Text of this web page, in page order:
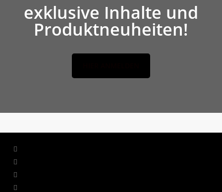
exklusive Inhalte und
Produktneuheiten!
facebook
linkedin
youtube
instagram